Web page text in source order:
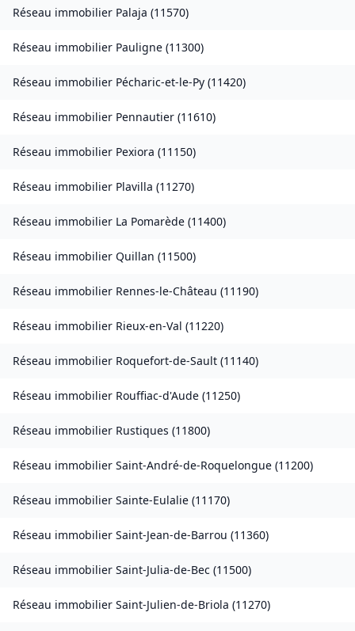
Réseau immobilier Palaja (11570)
Réseau immobilier Pauligne (11300)
Réseau immobilier Pécharic-et-le-Py (11420)
Réseau immobilier Pennautier (11610)
Réseau immobilier Pexiora (11150)
Réseau immobilier Plavilla (11270)
Réseau immobilier La Pomarède (11400)
Réseau immobilier Quillan (11500)
Réseau immobilier Rennes-le-Château (11190)
Réseau immobilier Rieux-en-Val (11220)
Réseau immobilier Roquefort-de-Sault (11140)
Réseau immobilier Rouffiac-d'Aude (11250)
Réseau immobilier Rustiques (11800)
Réseau immobilier Saint-André-de-Roquelongue (11200)
Réseau immobilier Sainte-Eulalie (11170)
Réseau immobilier Saint-Jean-de-Barrou (11360)
Réseau immobilier Saint-Julia-de-Bec (11500)
Réseau immobilier Saint-Julien-de-Briola (11270)